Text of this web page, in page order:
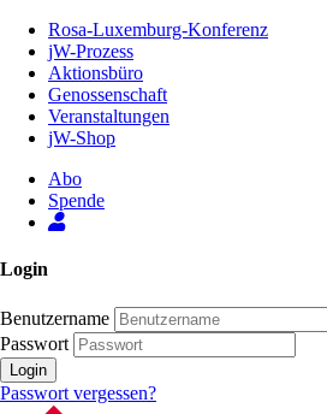
Inhalt
Seite
Rosa-Luxemburg-Konferenz
jW-Prozess
Aktionsbüro
Genossenschaft
Veranstaltungen
jW-Shop
Abo
Spende
Login
Benutzername
Passwort
Login
Passwort vergessen?